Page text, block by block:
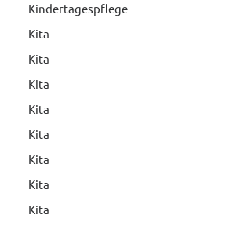
Kindertagespflege
Kita
Kita
Kita
Kita
Kita
Kita
Kita
Kita